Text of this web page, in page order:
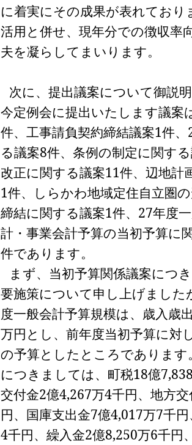
に着実にその成果が表れてお
活用と併せ、現年分での徴収率
夫を凝らしてまいります。
次に、提出議案について御説
今定例会に提出いたします議案
件、工事請負契約締結議案1件、
る議案8件、条例の制定に関す
改正に関する議案11件、辺地計
1件、しらかわ地域定住自立圏
締結に関する議案1件、 27年度
計・事業会計予算の当初予算に
件であります。
まず、当初予算関係議案につ
要施策について申し上げました
度一般会計予算規模は、歳入歳
万円とし、前年度当初予算に対
の予算としたところでありま
につきましては、町税18億
交付金2億4,267万4千円、地方
円、国庫支出金7億4,017万7千
4千円、繰入金2億8,250万6千円